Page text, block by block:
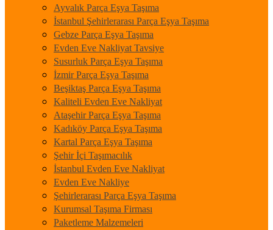
Ayvalık Parça Eşya Taşıma
İstanbul Şehirlerarası Parça Eşya Taşıma
Gebze Parça Eşya Taşıma
Evden Eve Nakliyat Tavsiye
Susurluk Parça Eşya Taşıma
İzmir Parça Eşya Taşıma
Beşiktaş Parça Eşya Taşıma
Kaliteli Evden Eve Nakliyat
Ataşehir Parça Eşya Taşıma
Kadıköy Parça Eşya Taşıma
Kartal Parça Eşya Taşıma
Şehir İçi Taşımacılık
İstanbul Evden Eve Nakliyat
Evden Eve Nakliye
Şehirlerarası Parça Eşya Taşıma
Kurumsal Taşıma Firması
Paketleme Malzemeleri